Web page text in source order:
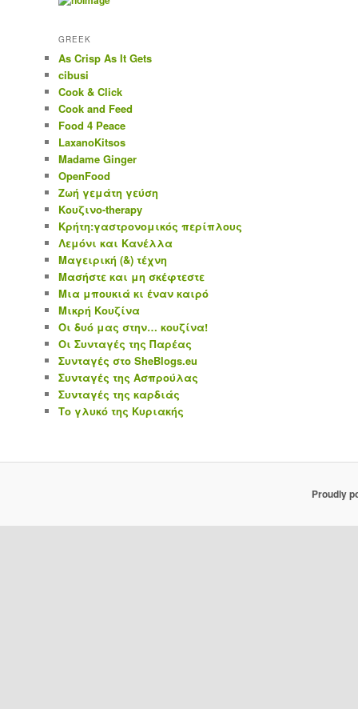
GREEK
As Crisp As It Gets
cibusi
Cook & Click
Cook and Feed
Food 4 Peace
LaxanoKitsos
Madame Ginger
OpenFood
Ζωή γεμάτη γεύση
Κουζινο-therapy
Κρήτη:γαστρονομικός περίπλους
Λεμόνι και Κανέλλα
Μαγειρική (&) τέχνη
Μασήστε και μη σκέφτεστε
Μια μπουκιά κι έναν καιρό
Μικρή Κουζίνα
Οι δυό μας στην… κουζίνα!
Οι Συνταγές της Παρέας
Συνταγές στο SheBlogs.eu
Συνταγές της Ασπρούλας
Συνταγές της καρδιάς
Το γλυκό της Κυριακής
Proudly